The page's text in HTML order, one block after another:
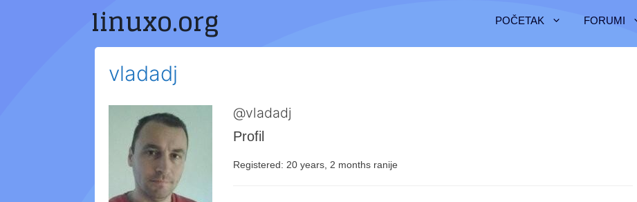
linuxo.org POČETAK FORUMI
vladadj
@vladadj
Profil
Registered: 20 years, 2 months ranije